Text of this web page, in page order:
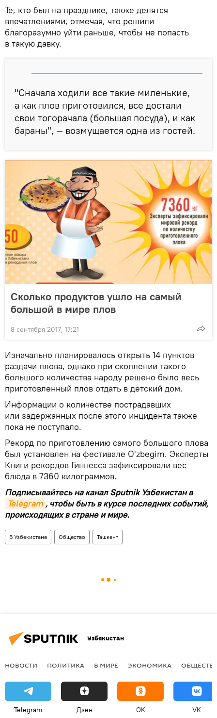
Те, кто был на празднике, также делятся
впечатлениями, отмечая, что решили
благоразумно уйти раньше, чтобы не попасть
в такую давку.
"Сначала ходили все такие миленькие,
а как плов приготовился, все достали
свои тогорачала (большая посуда), и как
бараны", — возмущается одна из гостей.
Сколько продуктов ушло на самый
большой в мире плов
8 сентября 2017, 17:21
Изначально планировалось открыть 14 пунктов
раздачи плова, однако при скоплении такого
большого количества народу решено было весь
приготовленный плов отдать в детский дом.
Информации о количестве пострадавших
или задержанных после этого инцидента также
пока не поступало.
Рекорд по приготовлению самого большого плова
был установлен на фестивале O'zbegim. Эксперты
Книги рекордов Гиннесса зафиксировали вес
блюда в 7360 килограммов.
Подписывайтесь на канал Sputnik Узбекистан в
Telegram , чтобы быть в курсе последних событий,
происходящих в стране и мире.
В Узбекистане Общество Ташкент
Узбекистан
НОВОСТИ ПОЛИТИКА В МИРЕ ЭКОНОМИКА
Telegram Дзен OK VK